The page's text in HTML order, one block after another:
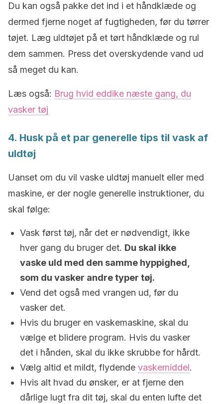
Du kan også pakke det ind i et håndklæde og
dermed fjerne noget af fugtigheden, før du tørrer
tøjet. Læg uldtøjet på et tørt håndklæde og rul
dem sammen. Press det overskydende vand ud
så meget du kan.
Læs også: Brug hvid eddike næste gang, du
vasker tøj
4. Husk på et par generelle tips til vask af
uldtøj
Uanset om du vil vaske uldtøj manuelt eller med
maskine, er der nogle generelle instruktioner, du
skal følge:
Vask først tøj, når det er nødvendigt, ikke
hver gang du bruger det. Du skal ikke
vaske uld med den samme hyppighed,
som du vasker andre typer tøj.
Vend det også med vrangen ud, før du
vasker det.
Hvis du bruger en vaskemaskine, skal du
vælge et blidere program. Hvis du vasker
det i hånden, skal du ikke skrubbe for hårdt.
Vælg altid et mildt, flydende vaskemiddel.
Hvis alt hvad du ønsker, er at fjerne den
dårlige lugt fra dit tøj, skal du enten lufte det